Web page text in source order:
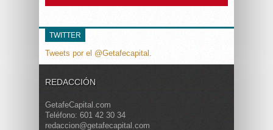
TWITTER
Tweets por el @Getafecapital.
REDACCIÓN
GetafeCapital.com
Teléfono: 601 42 30 34
redaccion@getafecapital.com